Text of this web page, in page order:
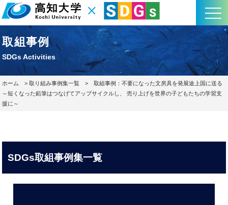
取組事例
SDGs Activities
ホーム >取り組み事例集一覧 > 取組事例：不要になった文房具を発展途上国に送る
～短くなった鉛筆はつなげてアップサイクルし、 売り上げを世界の子どもたちの学習支
援に～
SDGs取組事例集一覧